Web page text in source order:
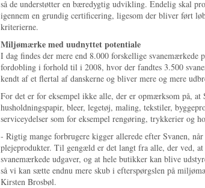
så de understøtter en bæredygtig udvikling. Endelig skal
igennem en grundig certificering, ligesom der bliver ført
kriterierne.
Miljømærke med uudnyttet potentiale
I dag findes der mere end 8.000 forskellige svanemærkede
fordobling i forhold til i 2008, hvor der fandtes 3.500
kendt af et flertal af danskerne og bliver mere og mere
For det er for eksempel ikke alle, der er opmærksom på, at
husholdningspapir, bleer, legetøj, maling, tekstiler,
serviceydelser som for eksempel rengøring, trykkerier og
- Rigtig mange forbrugere kigger allerede efter Svanen,
plejeprodukter. Til gengæld er det langt fra alle, der ved,
svanemærkede udgaver, og at hele butikker kan blive
så vi kan sætte endnu mere skub i efterspørgslen på
Kirsten Brosbøl.